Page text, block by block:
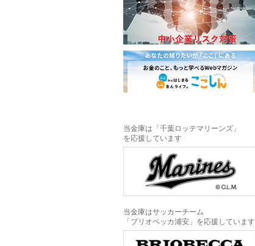
当金庫は「千葉ロッテマリーンズ」
を応援しています
当金庫はサッカーチーム
「ブリオベッカ浦安」を応援しています